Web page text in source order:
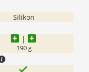
Silikon
190 g